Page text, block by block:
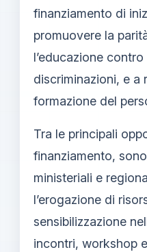
finanziamento di
promuovere la
l’educazione
discriminazioni, e a
formazione del
Tra le principali
finanziamento,
ministeriali e
l’erogazione di
sensibilizzazione
incontri, workshop